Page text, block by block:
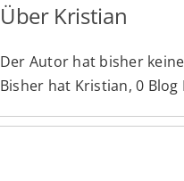
Über Kristian
Der Autor hat bisher
Bisher hat Kristian, 0